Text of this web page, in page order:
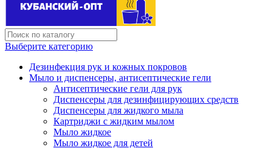
Выберите категорию
Дезинфекция рук и кожных покровов
Мыло и диспенсеры, антисептические гели
Антисептические гели для рук
Диспенсеры для дезинфицирующих средств
Диспенсеры для жидкого мыла
Картриджи с жидким мылом
Мыло жидкое
Мыло жидкое для детей